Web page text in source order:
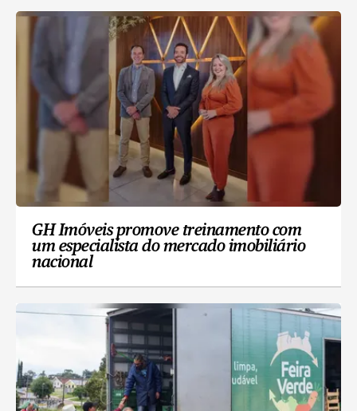
GH Imóveis promove treinamento com
um especialista do mercado imobiliário
nacional